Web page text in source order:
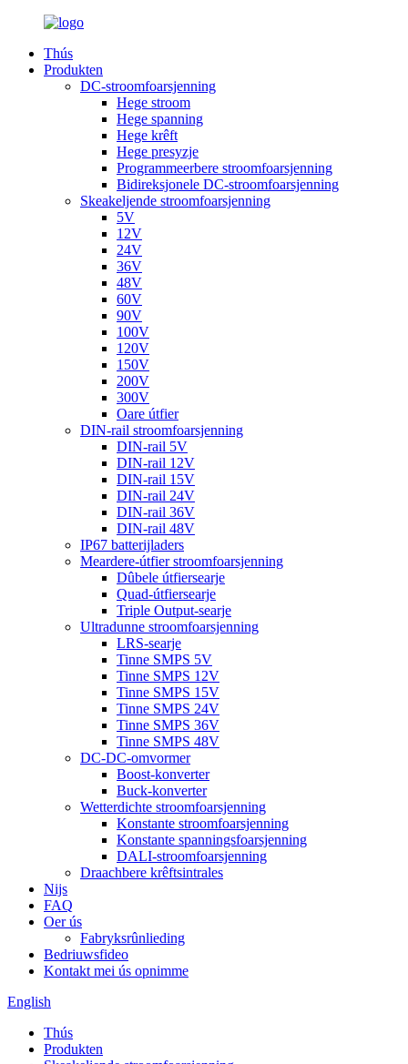
Thús
Produkten
DC-stroomfoarsjenning
Hege stroom
Hege spanning
Hege krêft
Hege presyzje
Programmeerbere stroomfoarsjenning
Bidireksjonele DC-stroomfoarsjenning
Skeakeljende stroomfoarsjenning
5V
12V
24V
36V
48V
60V
90V
100V
120V
150V
200V
300V
Oare útfier
DIN-rail stroomfoarsjenning
DIN-rail 5V
DIN-rail 12V
DIN-rail 15V
DIN-rail 24V
DIN-rail 36V
DIN-rail 48V
IP67 batterijladers
Meardere-útfier stroomfoarsjenning
Dûbele útfiersearje
Quad-útfiersearje
Triple Output-searje
Ultradunne stroomfoarsjenning
LRS-searje
Tinne SMPS 5V
Tinne SMPS 12V
Tinne SMPS 15V
Tinne SMPS 24V
Tinne SMPS 36V
Tinne SMPS 48V
DC-DC-omvormer
Boost-konverter
Buck-konverter
Wetterdichte stroomfoarsjenning
Konstante stroomfoarsjenning
Konstante spanningsfoarsjenning
DALI-stroomfoarsjenning
Draachbere krêftsintrales
Nijs
FAQ
Oer ús
Fabryksrûnlieding
Bedriuwsfideo
Kontakt mei ús opnimme
English
Thús
Produkten